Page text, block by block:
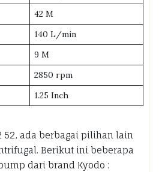
42 M
140 L/min
9 M
2850 rpm
1.25 Inch
52, ada berbagai pilihan lain
Berikut ini beberapa
dari brand Kyodo :